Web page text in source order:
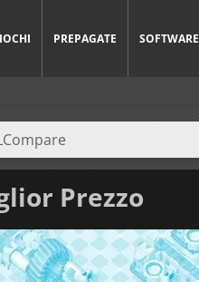
PREPAGATE SOFTWARE
Prezzo